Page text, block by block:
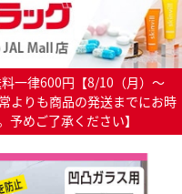
一律600円【8/10（月）～
よりも商品の発送までにお時
予めご了承ください】